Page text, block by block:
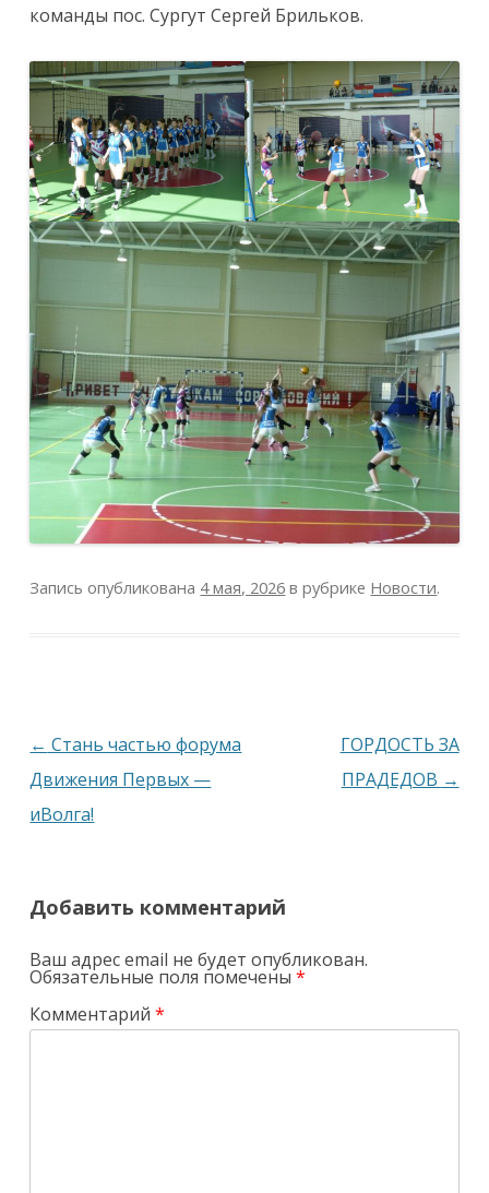
команды пос. Сургут Сергей Брильков.
Запись опубликована 4 мая, 2026 в рубрике Новости.
Навигация
по
записям
← Стань частью форума
Движения Первых —
иВолга!
ГОРДОСТЬ ЗА
ПРАДЕДОВ →
Добавить комментарий
Ваш адрес email не будет опубликован.
Обязательные поля помечены*
Комментарий*